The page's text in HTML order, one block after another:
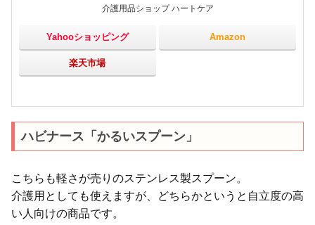
介護用品ショップ ハートケア
Yahooショッピング Amazon
楽天市場
ハビナース「かるいスプーン」
こちらも軽さが売りのステンレス製スプーン。
介護用としても使えますが、どちらかというと自立度の高
い人向けの商品です。